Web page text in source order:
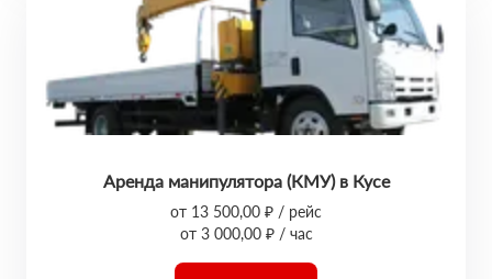
Аренда манипулятора (КМУ) в Кусе
от 13 500,00 ₽ / рейс
от 3 000,00 ₽ / час